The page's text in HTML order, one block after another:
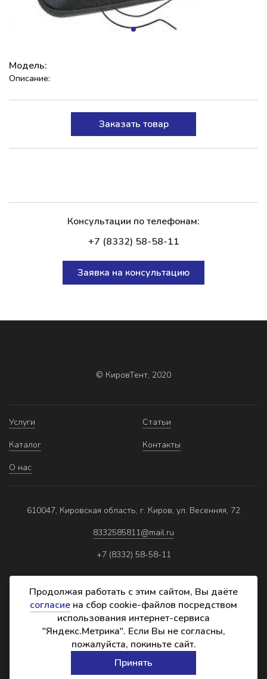
Модель:
Описание:
Заказать товар
Консультации по телефонам:
+7 (8332) 58-58-11
Заявка на консультацию
© КировТент, 2020
Услуги
Каталог
О нас
Статьи
Контакты
610047, Кировская область, г. Киров, ул. Весенняя, 72
8332585811@mail.ru
+7 (8332) 58-58-11
Политика обработки персональных данных
Реквизиты
Создание сайта:
Продолжая работать с этим сайтом, Вы даёте
согласие на сбор cookie-файлов посредством
использования интернет-сервиса
"Яндекс.Метрика". Если Вы не согласны,
пожалуйста, покиньте сайт.
Принять